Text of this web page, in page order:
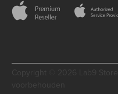
Copyright © 2026 Lab9